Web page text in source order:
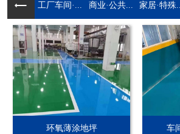
工厂车间·... 商业·公共... 家居·特殊
环氧薄涂地坪 车